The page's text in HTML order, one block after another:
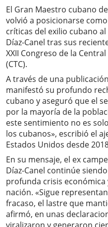
El Gran Maestro cubano
volvió a posicionarse
críticas del exilio cubano
Díaz-Canel tras sus
XXII Congreso de la
(CTC).
A través de una
manifestó su profundo
cubano y aseguró que el
por la mayoría de la
este sentimiento no es
los cubanos», escribió el
Estados Unidos desde
En su mensaje, el ex
Díaz-Canel continúe
profunda crisis económica
nación. «Sigue
fracaso, el lastre que
afirmó, en unas